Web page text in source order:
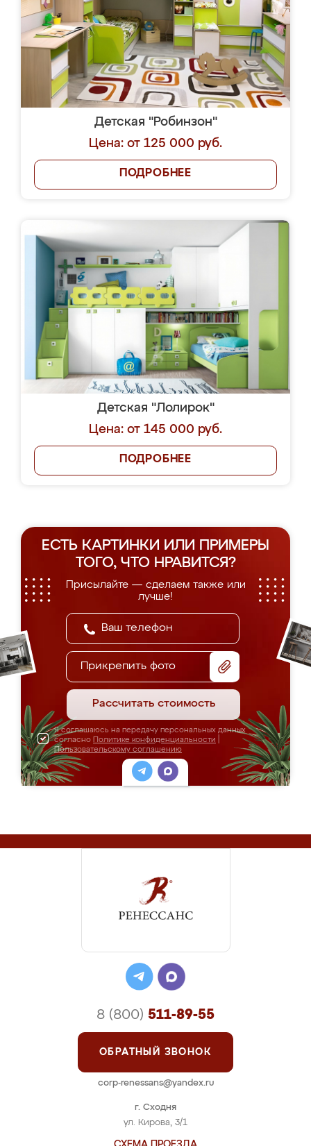
Детская "Робинзон"
Цена: от 125 000 руб.
ПОДРОБНЕЕ
Детская "Лолирок"
Цена: от 145 000 руб.
ПОДРОБНЕЕ
ЕСТЬ КАРТИНКИ ИЛИ ПРИМЕРЫ
ТОГО, ЧТО НРАВИТСЯ?
Присылайте — сделаем также или
лучше!
Прикрепить фото
Рассчитать стоимость
Я соглашаюсь на передачу персональных данных
согласно Политике конфиденциальности
Пользовательскому соглашению
г. Сходня
ул. Кирова, 3/1
8 (800) 511-89-55
ОБРАТНЫЙ ЗВОНОК
corp-renessans@yandex.ru